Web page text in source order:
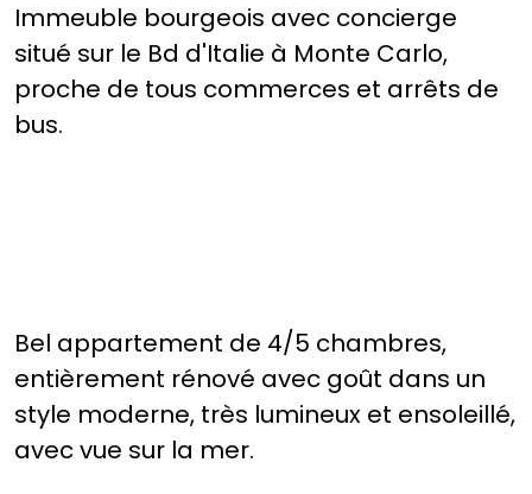
Immeuble bourgeois avec concierge
situé sur le Bd d'Italie à Monte Carlo,
proche de tous commerces et arrêts de
bus.
Bel appartement de 4/5 chambres,
entièrement rénové avec goût dans un
style moderne, très lumineux et ensoleillé,
avec vue sur la mer.